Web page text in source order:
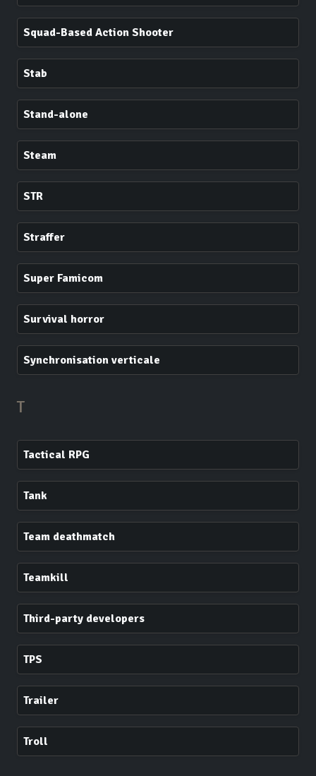
Squad-Based Action Shooter
Stab
Stand-alone
Steam
STR
Straffer
Super Famicom
Survival horror
Synchronisation verticale
T
Tactical RPG
Tank
Team deathmatch
Teamkill
Third-party developers
TPS
Trailer
Troll